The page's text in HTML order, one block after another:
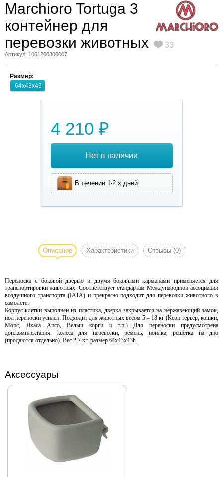
Marchioro Tortuga 3
контейнер для
перевозки животных
33
Артикул: 1061200300007
Размер:
64х43х43
4 210 ₽
Нет в наличии
В течении 1-2 х дней
двумя боковыми
транспортировки
животных.
Соответствует
стандартам
Международной
ассоциации
подходит для
перевозки
животного в
самолете. Подходит
для животных
весом 5 – 18 кг. Вес
2,7 кг, размер
Описание Характеристики Отзывы (0)
Переноска с боковой дверью и двумя боковыми карманами применяется для
транспортировки животных. Соответствует стандартам Международной ассоциации
воздушного транспорта (IATA) и прекрасно подходит для перевозки животного в
самолете.
Корпус клетки выполнен из пластика, дверка закрывается на нержавеющий замок,
пол переноски усилен. Подходит для животных весом 5 – 18 кг (Керн терьер, кошки,
Мопс, Лхаса Апсо, Вельш корги и т.п.) Для переноски предусмотрена
доп.комплектация: колеса для перевозки, ремень, поилка, решетка на дно
(продаются отдельно). Вес 2,7 кг, размер 64х43х43h..
Аксессуары